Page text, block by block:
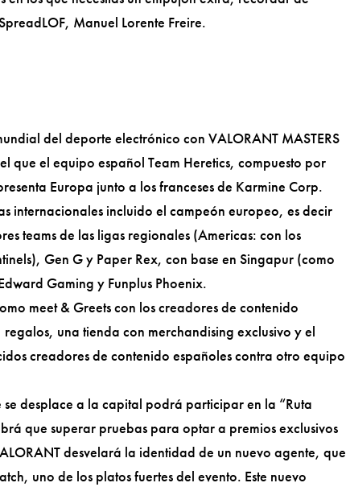
Manuel Lorente Freire.
del deporte electrónico con VALORANT MASTERS
el equipo español Team Heretics, compuesto por
Europa junto a los franceses de Karmine Corp.
internacionales incluido el campeón europeo, es decir
teams de las ligas regionales (Americas: con los
Gen G y Paper Rex, con base en Singapur (como
Gaming y Funplus Phoenix.
meet & Greets con los creadores de contenido
una tienda con merchandising exclusivo y el
creadores de contenido españoles contra otro equipo
desplace a la capital podrá participar en la “Ruta
que superar pruebas para optar a premios exclusivos
desvelará la identidad de un nuevo agente, que
uno de los platos fuertes del evento. Este nuevo